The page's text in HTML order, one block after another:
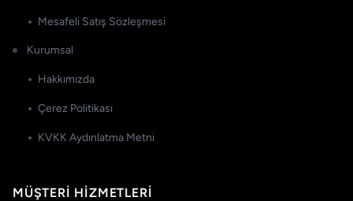
Mesafeli Satış Sözleşmesi
Kurumsal
Hakkımızda
Çerez Politikası
KVKK Aydınlatma Metni
MÜŞTERI HIZMETLERI